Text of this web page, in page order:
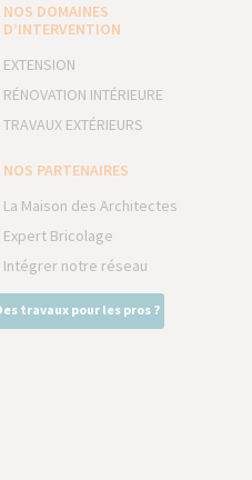
NOS DOMAINES
D’INTERVENTION
EXTENSION
RÉNOVATION INTÉRIEURE
TRAVAUX EXTÉRIEURS
NOS PARTENAIRES
La Maison des Architectes
Expert Bricolage
Intégrer notre réseau
travaux pour les pros ?